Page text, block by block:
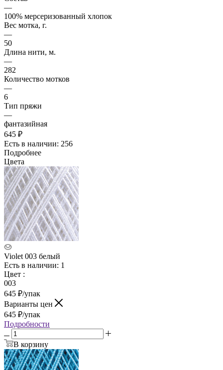
—
100% мерсеризованный хлопок
Вес мотка, г.
—
50
Длина нити, м.
—
282
Количество мотков
—
6
Тип пряжи
—
фантазийная
645 ₽
Есть в наличии: 256
Подробнее
Цвета
Violet 003 белый
Есть в наличии: 1
Цвет :
003
645 ₽/упак
Варианты цен
645 ₽/упак
Подробности
В корзину